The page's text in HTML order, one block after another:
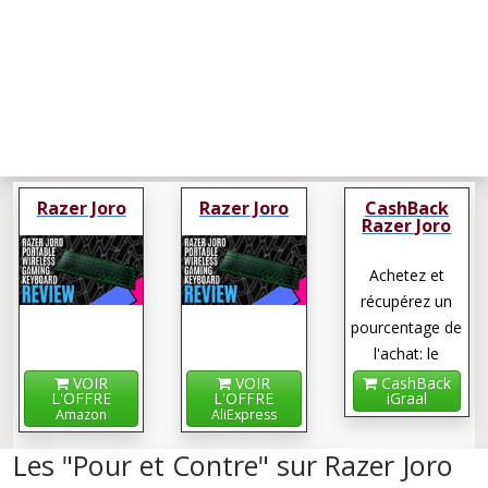
Razer Joro
VOIR
L'OFFRE
Amazon
Razer Joro
VOIR
L'OFFRE
AliExpress
CashBack
Razer Joro
Achetez et
récupérez un
pourcentage de
l'achat: le
cashback !
CashBack
iGraal
Les "Pour et Contre" sur Razer Joro